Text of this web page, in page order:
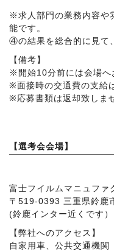
※求人部門の業務内容や
能です。
④の結果を総合的に見て
【備考】
※開始10分前には会場へ
※面接時の交通費の支給
※応募書類は返却致しま
【選考会会場】
富士フイルムマニュフ
〒519-0393 三重県鈴鹿
(鈴鹿インター近くです）
【弊社へのアクセス】
自家用車、公共交通機関